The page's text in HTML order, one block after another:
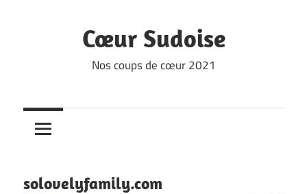
Cœur Sudoise
Nos coups de cœur 2021
solovelyfamily.com